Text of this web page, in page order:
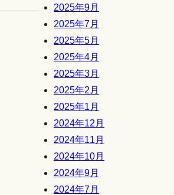
2025年9月
2025年7月
2025年5月
2025年4月
2025年3月
2025年2月
2025年1月
2024年12月
2024年11月
2024年10月
2024年9月
2024年7月